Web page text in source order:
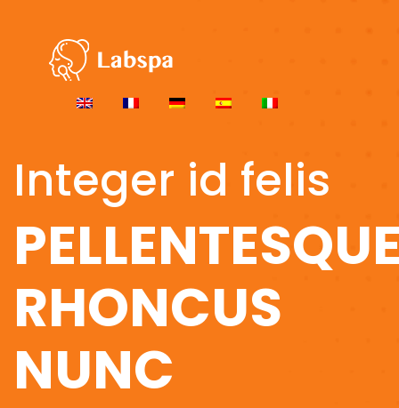
Integer id felis
RHONCUS
NUNC